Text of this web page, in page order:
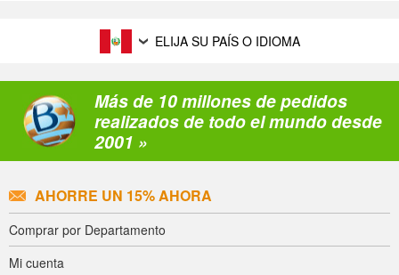
ELIJA SU PAÍS O IDIOMA
Más de 10 millones de pedidos
realizados de todo el mundo desde
2001 »
AHORRE UN 15% AHORA
Comprar por Departamento
Mi cuenta